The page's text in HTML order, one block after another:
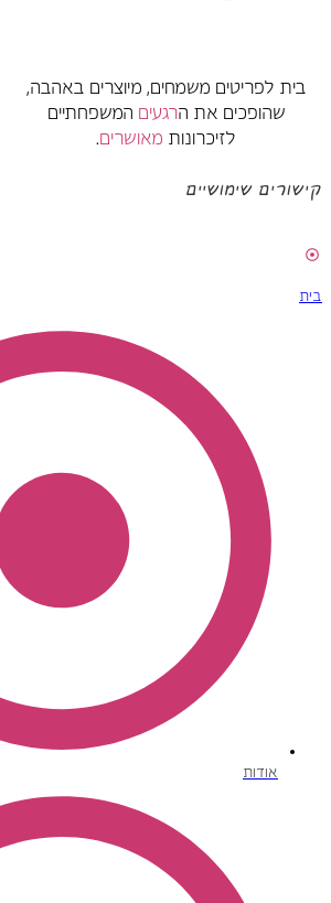
בית לפריטים משמחים, מיוצרים באהבה,
שהופכים את הרגעים המשפחתיים
לזיכרונות מאושרים.
קישורים שימושיים
בית
אודות